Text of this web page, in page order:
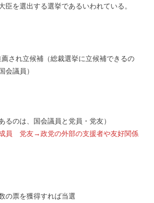
臣を選出する選挙であるいわれている。
され立候補（総裁選挙に立候補できるの
会議員）
るのは、国会議員と党員・党友）
員 党友→政党の外部の支援者や友好関係
の票を獲得すれば当選